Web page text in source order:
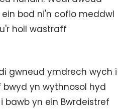
bod ni'n cofio meddwl
holl wastraff
gwneud ymdrech wych i
yn wythnosol hyd
bawb yn ein Bwrdeistref